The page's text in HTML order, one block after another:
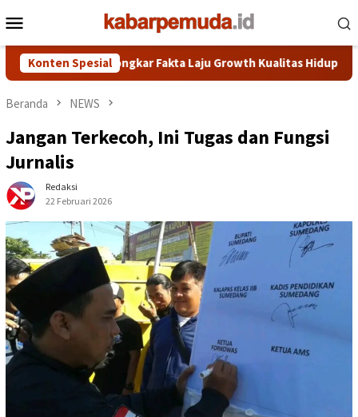
ke
Mobile
Konten Spesial
KDM Bongkar Fakta Laju Growth Kualitas Hidup Nomor
Beranda NEWS
Jangan Terkecoh, Ini Tugas dan Fungsi
Jurnalis
Redaksi
22 Februari 2026